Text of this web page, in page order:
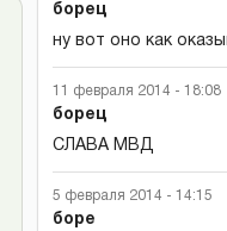
борец
ну вот оно как
11 февраля 2014 - 18:08
борец
СЛАВА МВД
5 февраля 2014 - 14:15
боре